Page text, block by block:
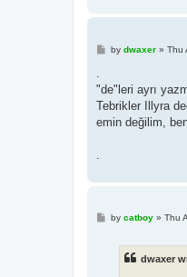
Pby dwaxer» Thu
"de"leri ayrı
Tebrikler Illyra
emin değilim,
Pby catboy» Thu
dwaxer